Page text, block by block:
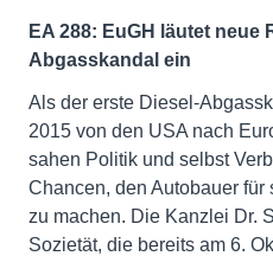
EA 288: EuGH läutet neue
Abgasskandal ein
Als der erste Diesel-
2015 von den USA nach
sahen Politik und selbst
Chancen, den Autobauer
zu machen. Die Kanzlei Dr.
Sozietät, die bereits am 6.